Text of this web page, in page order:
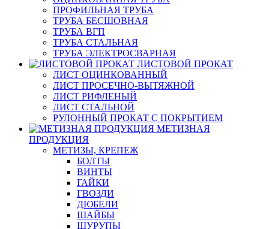
ПРОФИЛЬНАЯ ТРУБА
ТРУБА БЕСШОВНАЯ
ТРУБА ВГП
ТРУБА СТАЛЬНАЯ
ТРУБА ЭЛЕКТРОСВАРНАЯ
ЛИСТОВОЙ ПРОКАТ
ЛИСТ ОЦИНКОВАННЫЙ
ЛИСТ ПРОСЕЧНО-ВЫТЯЖНОЙ
ЛИСТ РИФЛЕНЫЙ
ЛИСТ СТАЛЬНОЙ
РУЛОННЫЙ ПРОКАТ С ПОКРЫТИЕМ
МЕТИЗНАЯ
ПРОДУКЦИЯ
МЕТИЗЫ, КРЕПЕЖ
БОЛТЫ
ВИНТЫ
ГАЙКИ
ГВОЗДИ
ДЮБЕЛИ
ШАЙБЫ
ШУРУПЫ